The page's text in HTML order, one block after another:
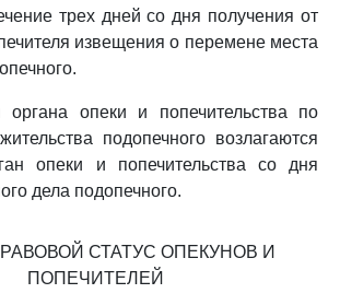
трех дней со дня получения от
извещения о перемене места
опеки и попечительства по
подопечного возлагаются
опеки и попечительства со дня
дела подопечного.
СТАТУС ОПЕКУНОВ И
ПОПЕЧИТЕЛЕЙ